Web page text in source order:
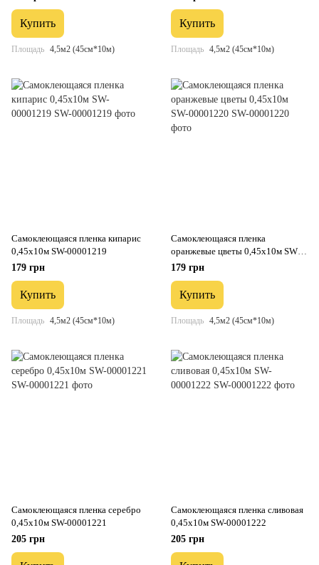
Купить
Площадь 4,5м2 (45см*10м)
Купить
Площадь 4,5м2 (45см*10м)
Самоклеющаяся пленка кипарис
0,45х10м SW-00001219
179 грн
Купить
Площадь 4,5м2 (45см*10м)
Самоклеющаяся пленка
оранжевые цветы 0,45х10м SW-
00001220
179 грн
Купить
Площадь 4,5м2 (45см*10м)
Самоклеющаяся пленка серебро
0,45х10м SW-00001221
205 грн
Самоклеющаяся пленка сливовая
0,45х10м SW-00001222
205 грн